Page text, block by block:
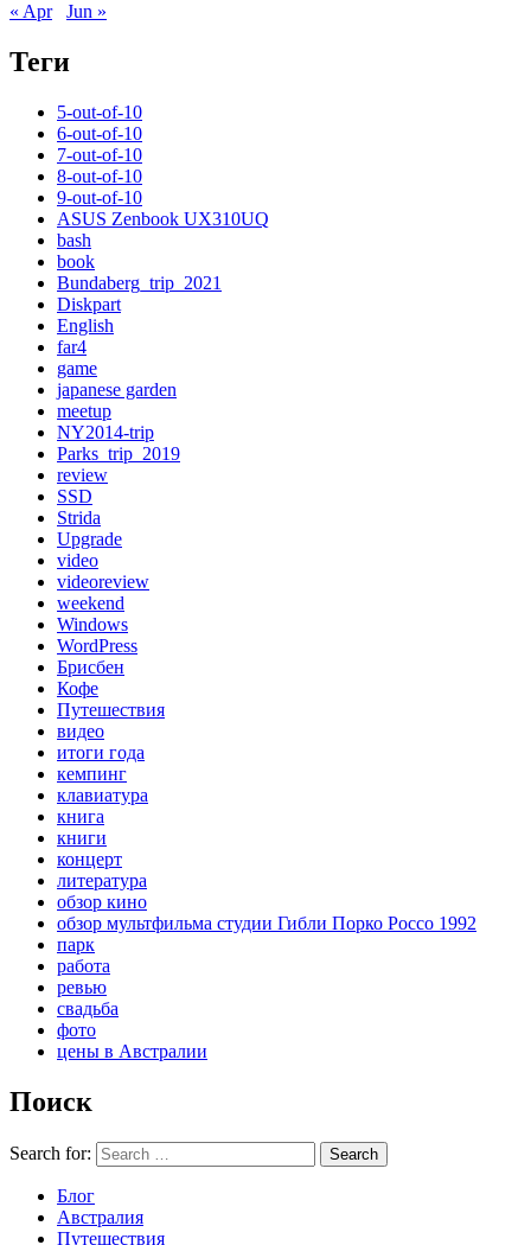
« Apr
Jun »
Теги
5-out-of-10
6-out-of-10
7-out-of-10
8-out-of-10
9-out-of-10
ASUS Zenbook UX310UQ
bash
book
Bundaberg_trip_2021
Diskpart
English
far4
game
japanese garden
meetup
NY2014-trip
Parks_trip_2019
review
SSD
Strida
Upgrade
video
videoreview
weekend
Windows
WordPress
Брисбен
Кофе
Путешествия
видео
итоги года
кемпинг
клавиатура
книга
книги
концерт
литература
обзор кино
обзор мультфильма студии Гибли Порко Россо 1992
парк
работа
ревью
свадьба
фото
цены в Австралии
Поиск
Search for: Search
Блог
Австралия
Путешествия